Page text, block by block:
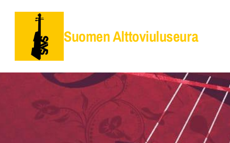
Siirry
sisältöön
Suomen Alttoviuluseura